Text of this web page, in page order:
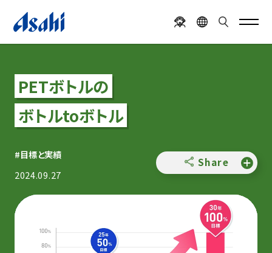
PETボトルの
ボトルtoボトル
#目標と実績
2024.09.27
Share